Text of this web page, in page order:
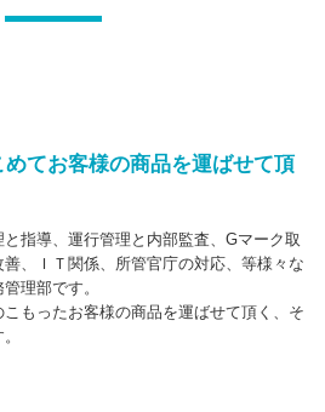
てお客様の商品を運ばせて頂
指導、運行管理と内部監査、Gマーク取
、ＩＴ関係、所管官庁の対応、等様々な
理部です。
もったお客様の商品を運ばせて頂く、そ